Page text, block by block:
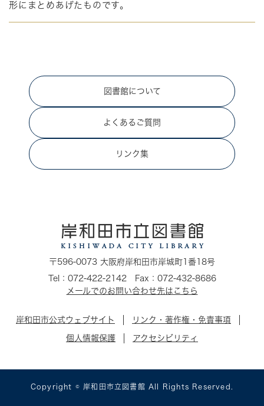
形にまとめあげたものです。
図書館について
よくあるご質問
リンク集
〒596-0073 大阪府岸和田市岸城町1番18号
Tel：072-422-2142 Fax：072-432-8686
メールでのお問い合わせ先はこちら
岸和田市公式ウェブサイト リンク・著作権・免責事項
個人情報保護 アクセシビリティ
Copyright © 岸和田市立図書館 All Rights Reserved.